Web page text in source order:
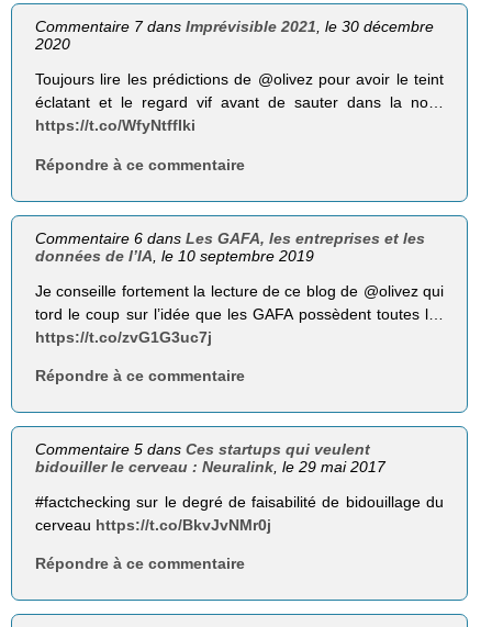
Commentaire 7 dansImprévisible 2021, le 30 décembre
2020
Toujours lire les prédictions de ⁦@olivez⁩ pour avoir le teint
éclatant et le regard vif avant de sauter dans la no…
https://t.co/WfyNtffIki
Répondre à ce commentaire
Commentaire 6 dansLes GAFA, les entreprises et les
données de l’IA , le 10 septembre 2019
Je conseille fortement la lecture de ce blog de @olivez qui
tord le coup sur l’idée que les GAFA possèdent toutes l…
https://t.co/zvG1G3uc7j
Répondre à ce commentaire
Commentaire 5 dansCes startups qui veulent
bidouiller le cerveau : Neuralink , le 29 mai 2017
#factchecking sur le degré de faisabilité de bidouillage du
cerveau https://t.co/BkvJvNMr0j
Répondre à ce commentaire